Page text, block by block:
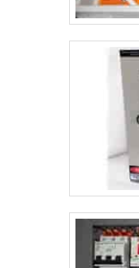
ser uma empresa
com seus
escritório de alta
atividades e sede
São Paulo. Tudo
equipe
qualidade, fecha o
toda a carteira de